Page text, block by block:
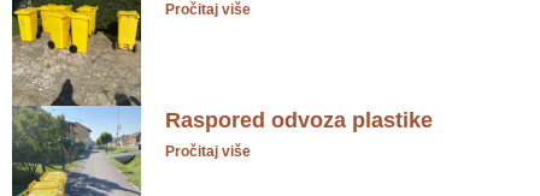
Pročitaj više
Raspored odvoza plastike
Pročitaj više